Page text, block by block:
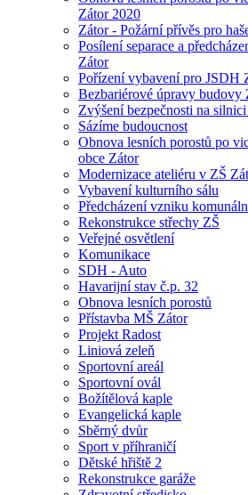
Zátor 2020
Zátor - Požární přívěs pro
Posílení separace a
Zátor
Pořízení vybavení pro JSDH
Bezbariérové úpravy budovy
Zvýšení bezpečnosti na
Sázíme budoucnost
Obnova lesních porostů po
obce Zátor
Modernizace ateliéru v ZŠ
Vybavení kulturního sálu
Předcházení vzniku
Rekonstrukce střechy ZŠ
Veřejné osvětlení
Komunikace
SDH - Auto
Havarijní stav č.p. 32
Obnova lesních porostů
Přístavba MŠ Zátor
Projekt Radost
Liniová zeleň
Sportovní areál
Sportovní ovál
Božítělová kaple
Evangelická kaple
Sběrný dvůr
Sport v příhraničí
Dětské hřiště 2
Rekonstrukce garáže